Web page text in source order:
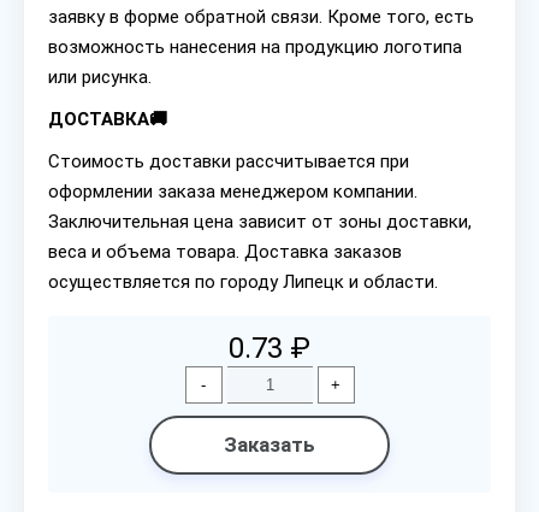
заявку в форме обратной связи. Кроме того, есть
возможность нанесения на продукцию логотипа
или рисунка.
ДОСТАВКА🚚
Стоимость доставки рассчитывается при
оформлении заказа менеджером компании.
Заключительная цена зависит от зоны доставки,
веса и объема товара. Доставка заказов
осуществляется по городу Липецк и области.
0.73 ₽
- +
Заказать